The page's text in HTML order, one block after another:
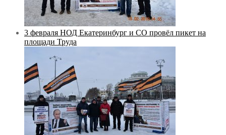
3 февраля НОД Екатеринбург и СО провёл пикет на
площади Труда